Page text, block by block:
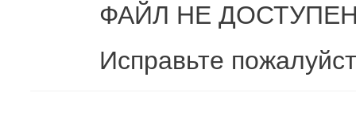
ФАЙЛ НЕ
Исправьте